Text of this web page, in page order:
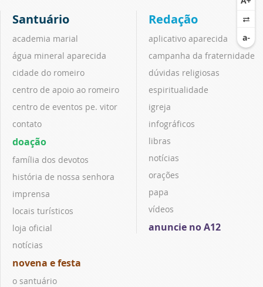
Santuário
academia marial
água mineral aparecida
cidade do romeiro
centro de apoio ao romeiro
centro de eventos pe. vitor
contato
doação
família dos devotos
história de nossa senhora
imprensa
locais turísticos
loja oficial
notícias
novena e festa
o santuário
Redação
aplicativo aparecida
campanha da fraternidade
dúvidas religiosas
espiritualidade
igreja
infográficos
libras
notícias
orações
papa
vídeos
anuncie no A12